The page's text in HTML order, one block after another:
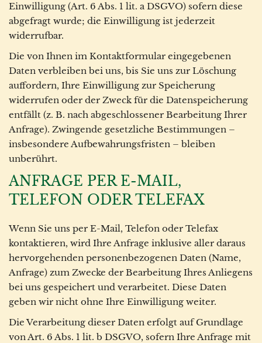
Einwilligung (Art. 6 Abs. 1 lit. a DSGVO) sofern diese
abgefragt wurde; die Einwilligung ist jederzeit
widerrufbar.
Die von Ihnen im Kontaktformular eingegebenen
Daten verbleiben bei uns, bis Sie uns zur Löschung
auffordern, Ihre Einwilligung zur Speicherung
widerrufen oder der Zweck für die Datenspeicherung
entfällt (z. B. nach abgeschlossener Bearbeitung Ihrer
Anfrage). Zwingende gesetzliche Bestimmungen –
insbesondere Aufbewahrungsfristen – bleiben
unberührt.
ANFRAGE PER E-MAIL,
TELEFON ODER TELEFAX
Wenn Sie uns per E-Mail, Telefon oder Telefax
kontaktieren, wird Ihre Anfrage inklusive aller daraus
hervorgehenden personenbezogenen Daten (Name,
Anfrage) zum Zwecke der Bearbeitung Ihres Anliegens
bei uns gespeichert und verarbeitet. Diese Daten
geben wir nicht ohne Ihre Einwilligung weiter.
Die Verarbeitung dieser Daten erfolgt auf Grundlage
von Art. 6 Abs. 1 lit. b DSGVO, sofern Ihre Anfrage mit